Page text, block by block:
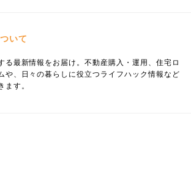
いて
る最新情報をお届け。不動産購入・運用、住宅ロ
や、日々の暮らしに役立つライフハック情報など
ます。